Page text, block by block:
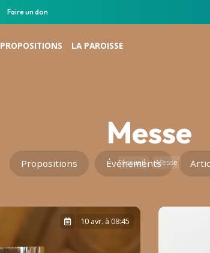
Faire un don
PROPOSITIONS LA PAROISSE
Messe
Accueil Messe
Propositions Événements
10 avr. à 08:45